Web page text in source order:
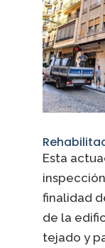
Esta
finalidad
de la
tejado y